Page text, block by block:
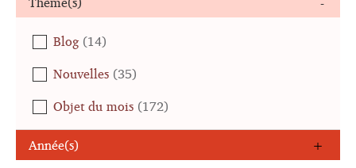
Blog (14)
Nouvelles (35)
Objet du mois (172)
Année(s)